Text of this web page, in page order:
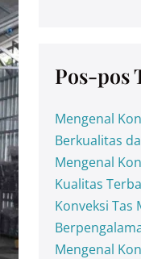
Pos-pos
Mengenal
Berkualitas
Mengenal
Kualitas
Konveksi Tas
Mengenal